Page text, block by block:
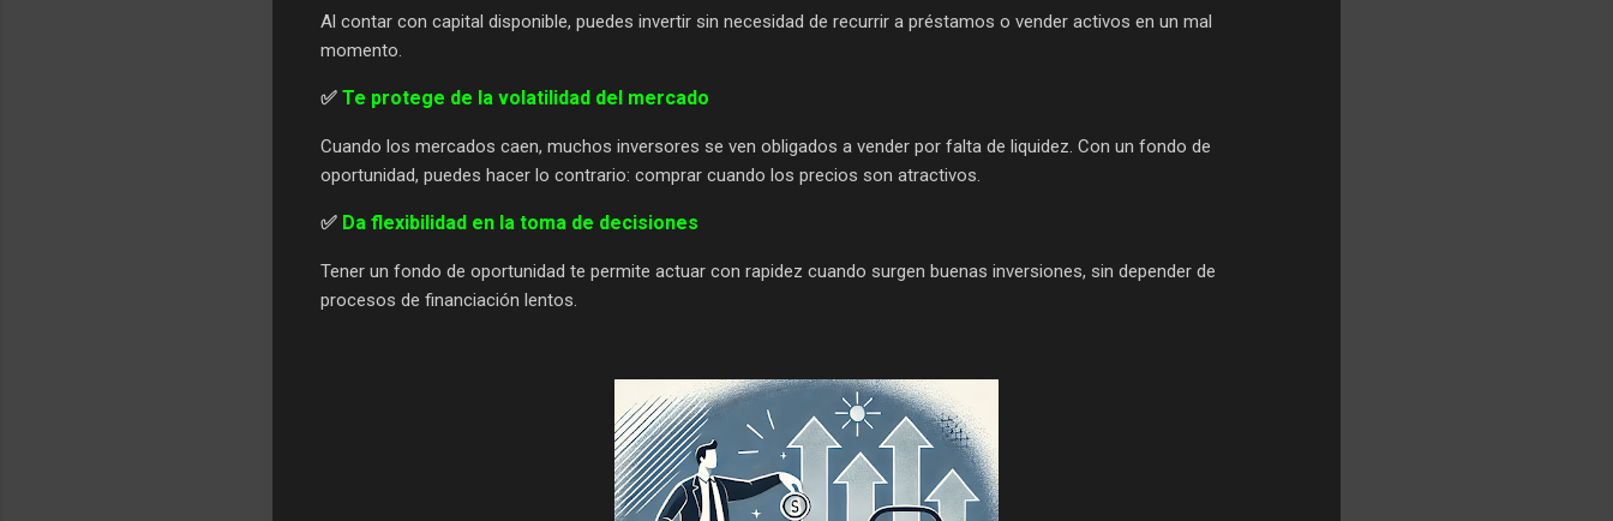
Al contar con capital disponible, puedes invertir sin necesidad de recurrir a préstamos o vender activos en un mal
momento.
✅ Te protege de la volatilidad del mercado
Cuando los mercados caen, muchos inversores se ven obligados a vender por falta de liquidez. Con un fondo de
oportunidad, puedes hacer lo contrario: comprar cuando los precios son atractivos.
✅ Da flexibilidad en la toma de decisiones
Tener un fondo de oportunidad te permite actuar con rapidez cuando surgen buenas inversiones, sin depender de
procesos de financiación lentos.